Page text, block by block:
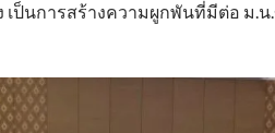
เป็นการสร้างความผูกพันที่มีต่อ ม.น